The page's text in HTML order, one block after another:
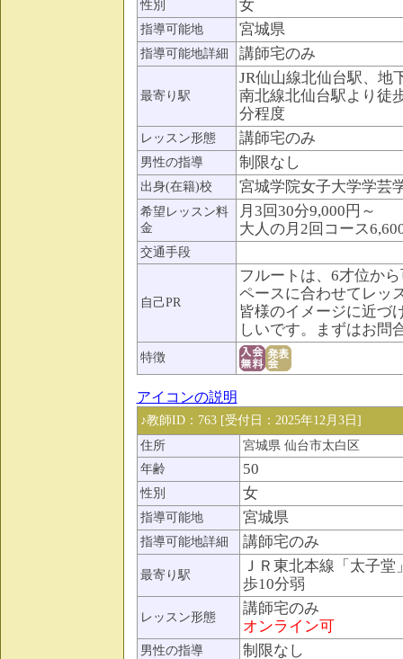
性別 女
指導可能地 宮城県
指導可能地詳細 講師宅のみ
最寄り駅
JR仙山線北仙台駅、地
南北線北仙台駅より徒
分程度
レッスン形態 講師宅のみ
男性の指導 制限なし
出身(在籍)校 宮城学院女子大学学芸
希望レッスン料
金
月3回30分9,000円～
大人の月2回コース
交通手段
自己PR
フルートは、6才位か
ペースに合わせてレッ
皆様のイメージに近づ
しいです。まずはお問
特徴
アイコンの説明
♪教師ID：763 [受付日：2025年12月3日]
住所
宮城県 仙台市太白区
年齢
50
性別 女
指導可能地 宮城県
指導可能地詳細 講師宅のみ
最寄り駅
ＪＲ東北本線「太子堂
歩10分弱
レッスン形態
講師宅のみ
オンライン可
男性の指導 制限なし